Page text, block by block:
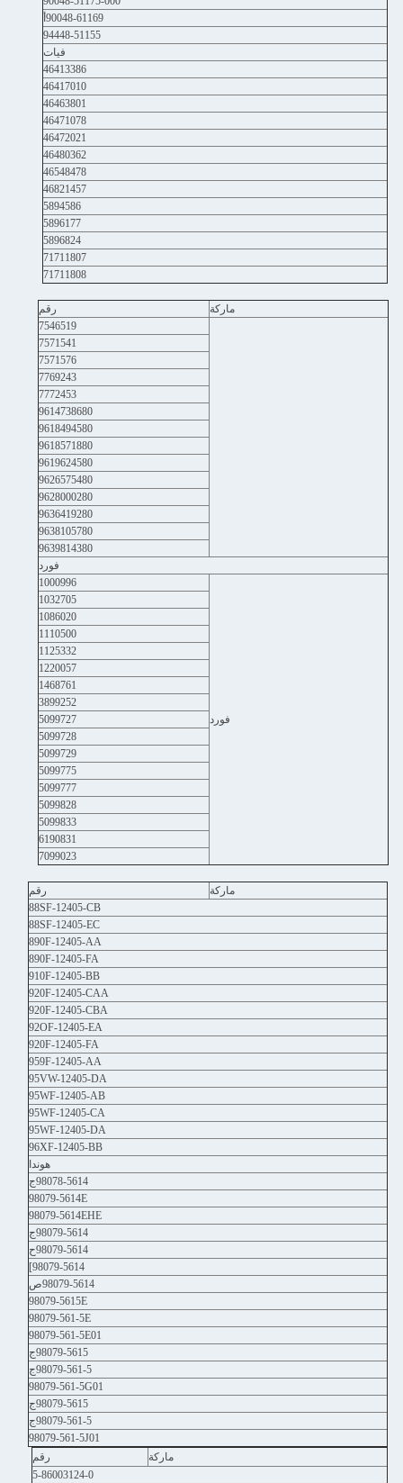
90048-61169أ
94448-51155
فيات
46413386
46417010
46463801
46471078
46472021
46480362
46548478
46821457
5894586
5896177
5896824
71711807
71711808
ماركة
رقم
7546519
7571541
7571576
7769243
7772453
9614738680
9618494580
9618571880
9619624580
9626575480
9628000280
9636419280
9638105780
9639814380
فورد
فورد
1000996
1032705
1086020
1110500
1125332
1220057
1468761
3899252
5099727
5099728
5099729
5099775
5099777
5099828
5099833
6190831
7099023
ماركة
رقم
88SF-12405-CB
88SF-12405-EC
890F-12405-AA
890F-12405-FA
910F-12405-BB
920F-12405-CAA
920F-12405-CBA
92OF-12405-EA
920F-12405-FA
959F-12405-AA
95VW-12405-DA
95WF-12405-AB
95WF-12405-CA
95WF-12405-DA
96XF-12405-BB
هوندا
98078-5614ج
98079-5614E
98079-5614EHE
98079-5614ج
98079-5614ح
98079-5614]
98079-5614ص
98079-5615E
98079-561-5E
98079-561-5E01
98079-5615ج
98079-561-5ج
98079-561-5G01
98079-5615ج
98079-561-5ج
98079-561-5J01
ماركة
رقم
5-86003124-0